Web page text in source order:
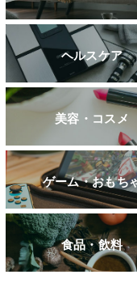
ヘルスケア
美容・コスメ
ゲーム・おもち
食品・飲料